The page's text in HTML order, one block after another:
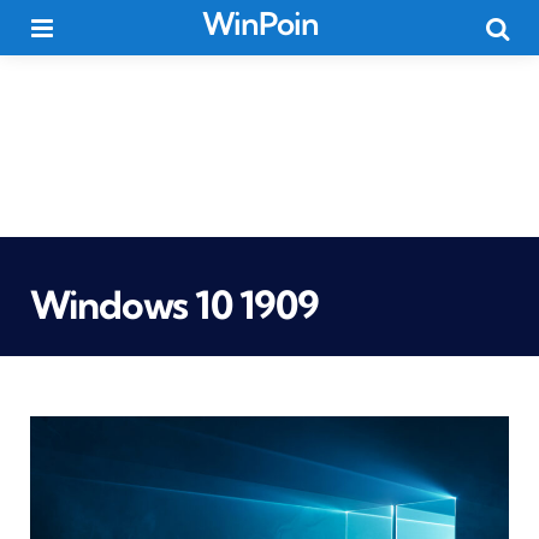
WinPoin
Windows 10 1909